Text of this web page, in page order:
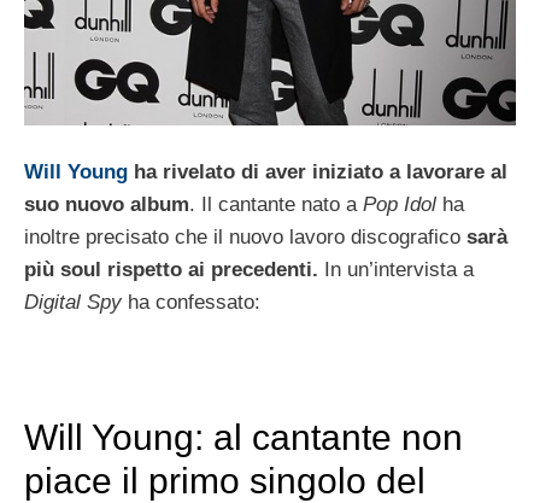
Will Young ha rivelato di aver iniziato a lavorare al
suo nuovo album. Il cantante nato a Pop Idol ha
inoltre precisato che il nuovo lavoro discografico sarà
più soul rispetto ai precedenti. In un’intervista a
Digital Spy ha confessato:
Will Young: al cantante non
piace il primo singolo del